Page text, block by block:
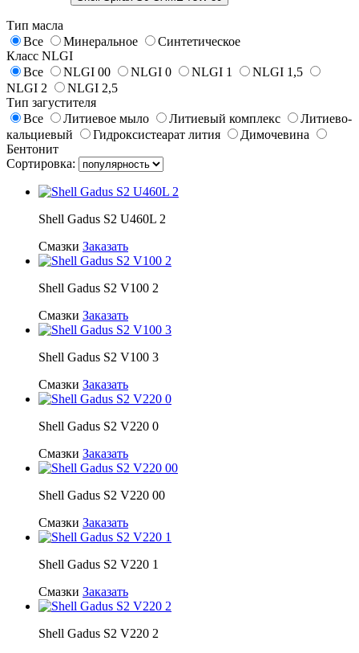
Тип масла
Все
Минеральное
Синтетическое
Класс NLGI
Все
NLGI 00 NLGI 0 NLGI 1
NLGI 1,5
NLGI 2
NLGI 2,5
Тип загустителя
Все
Литиевое мыло Литиевый комплекс
Литиево-
кальциевый
Гидроксистеарат лития
Димочевина
Бентонит
Сортировка:
Shell Gadus S2 U460L 2
Смазки Заказать
Shell Gadus S2 V100 2
Смазки Заказать
Shell Gadus S2 V100 3
Смазки Заказать
Shell Gadus S2 V220 0
Смазки Заказать
Shell Gadus S2 V220 00
Смазки Заказать
Shell Gadus S2 V220 1
Смазки Заказать
Shell Gadus S2 V220 2